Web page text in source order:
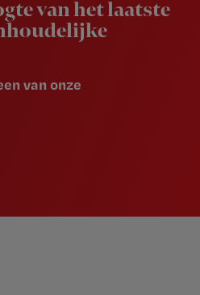
van het laatste
van onze